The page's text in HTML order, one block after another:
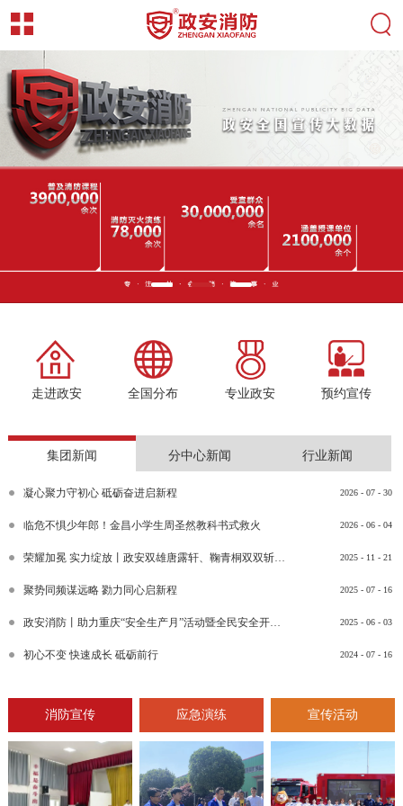
走进政安 全国分布 专业政安 预约宣传
集团新闻 分中心新闻 行业新闻
2026 - 07 - 30
凝心聚力守初心 砥砺奋进启新程
2026 - 06 - 04
临危不惧少年郎！金昌小学生周圣然教科书式救火
2025 - 11 - 21
荣耀加冕 实力绽放丨政安双雄唐露轩、鞠青桐双双斩获“渝消蓝盾讲师团金牌讲师”比武竞赛决赛大奖
2025 - 07 - 16
聚势同频谋远略 勠力同心启新程
2025 - 06 - 03
政安消防丨助力重庆“安全生产月”活动暨全民安全开放日活动
2024 - 07 - 16
初心不变 快速成长 砥砺前行
消防宣传 应急演练 宣传活动